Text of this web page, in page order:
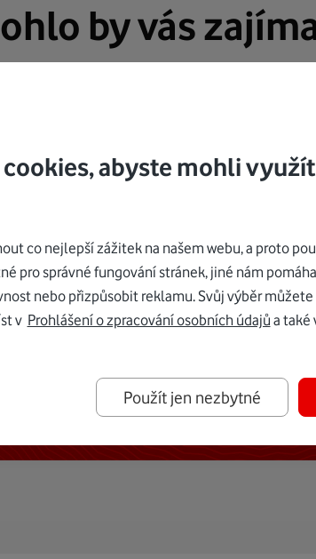
by vás
vám dáme Vodafone TV
měsíčně
abyste mohli
co nejlepší zážitek na našem webu, a proto
pro správné fungování stránek, jiné nám
nebo přizpůsobit reklamu. Svůj výběr
v Prohlášení o zpracování osobních údajů a také
Použít jen nezbytné